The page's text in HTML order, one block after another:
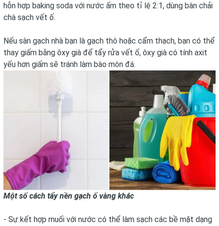
hỗn hợp baking soda với nước ấm theo tỉ lệ 2:1, dùng bàn chải
chà sạch vết ố.
Nếu sàn gạch nhà bạn là gạch thô hoặc cẩm thạch, bạn có thể
thay giấm bằng ôxy già để tẩy rửa vết ố, ôxy già có tính axit
yếu hơn giấm sẽ tránh làm bào mòn đá.
Một số cách tẩy nền gạch ố vàng khác
- Sự kết hợp muối với nước có thể làm sạch các bề mặt dạng